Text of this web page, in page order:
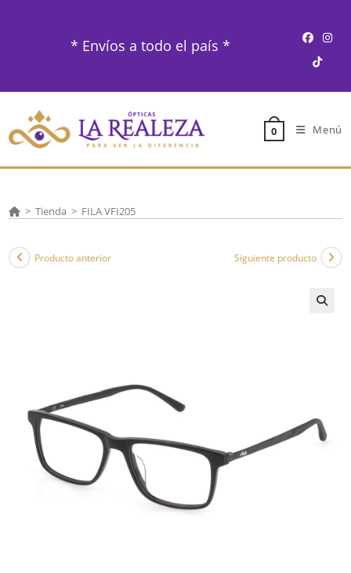
* Envíos a todo el país *
0 Menú
> Tienda > FILA VFI205
Producto anterior Siguiente producto